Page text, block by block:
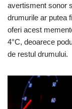
avertisment sonor
drumurile ar putea
oferi acest
4°C, deoarece
de restul drumului.